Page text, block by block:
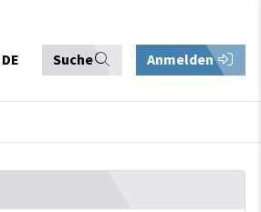
DE Suche Anmelden